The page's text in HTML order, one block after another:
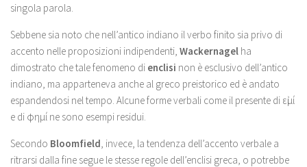
singola parola.
Sebbene sia noto che nell’antico indiano il verbo finito sia privo di
accento nelle proposizioni indipendenti, Wackernagel ha
dimostrato che tale fenomeno di enclisi non è esclusivo dell’antico
indiano, ma apparteneva anche al greco preistorico ed è andato
espandendosi nel tempo. Alcune forme verbali come il presente di εἰμί
e di φημί ne sono esempi residui.
Secondo Bloomfield , invece, la tendenza dell’accento verbale a
ritrarsi dalla fine segue le stesse regole dell’enclisi greca, o potrebbe